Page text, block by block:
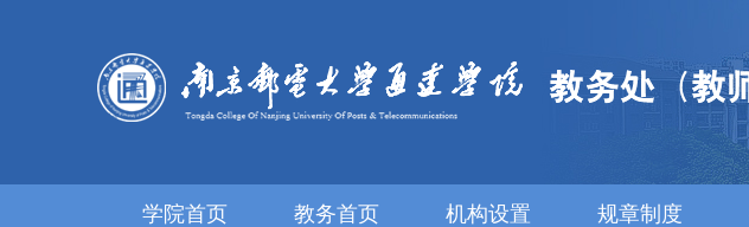
学院首页 教务首页 机构设置 规章制度